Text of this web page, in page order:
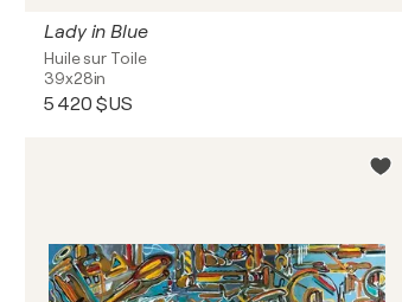
Lady in Blue
Huile sur Toile
39x28in
5 420 $US